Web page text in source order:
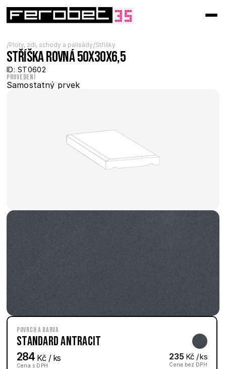
/Ploty, zdi, schody a palisády/Stříšky
Stříška rovná 50x30x6,5
ID: ST0602
Provedení
Samostatný prvek
Povrch a barva
Standard Antracit
284 Kč / ks
Cena s DPH
235 Kč / ks
Cena bez DPH